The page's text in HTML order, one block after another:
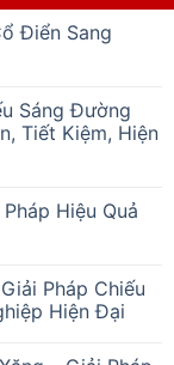
Điển Sang
Sáng Đường
Tiết Kiệm, Hiện
Hiệu Quả
Pháp Chiếu
Hiện Đại